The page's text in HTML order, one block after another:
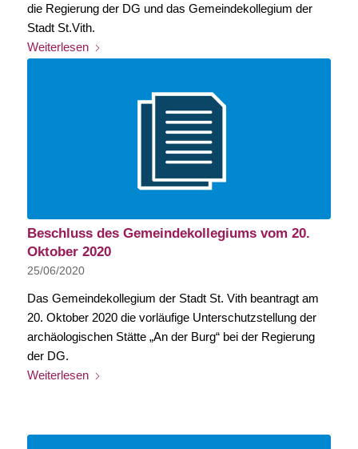
die Regierung der DG und das Gemeindekollegium der
Stadt St.Vith.
Weiterlesen
Beschluss des Gemeindekollegiums vom 20.
Oktober 2020
25/06/2020
Das Gemeindekollegium der Stadt St. Vith beantragt am
20. Oktober 2020 die vorläufige Unterschutzstellung der
archäologischen Stätte „An der Burg“ bei der Regierung
der DG.
Weiterlesen